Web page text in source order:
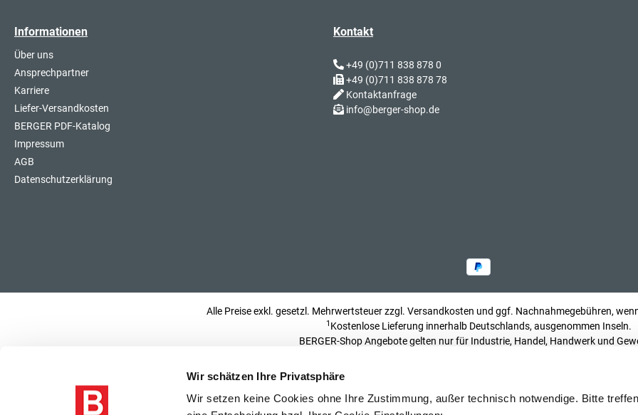
Wir schätzen Ihre Privatsphäre
Wir setzen keine Cookies ohne Ihre Zustimmung, außer technisch notwendige. Bitte
Informationen
Über uns
Ansprechpartner
Karriere
Liefer-Versandkosten
BERGER PDF-Katalog
Impressum
AGB
Datenschutzerklärung
Kontakt
+49 (0)711 838 878 0
+49 (0)711 838 878 78
Kontaktanfrage
info@berger-shop.de
Alle Preise exkl. gesetzl. Mehrwertsteuer zzgl. Versandkosten und ggf. Nachnahmegebühren,
1 Kostenlose Lieferung innerhalb Deutschlands, ausgenommen Inseln.
BERGER-Shop Angebote gelten nur für Industrie, Handel, Handwerk und